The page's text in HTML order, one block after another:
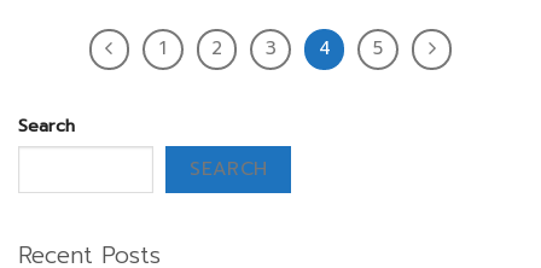
1 2 3 4 5
Search
SEARCH
Recent Posts